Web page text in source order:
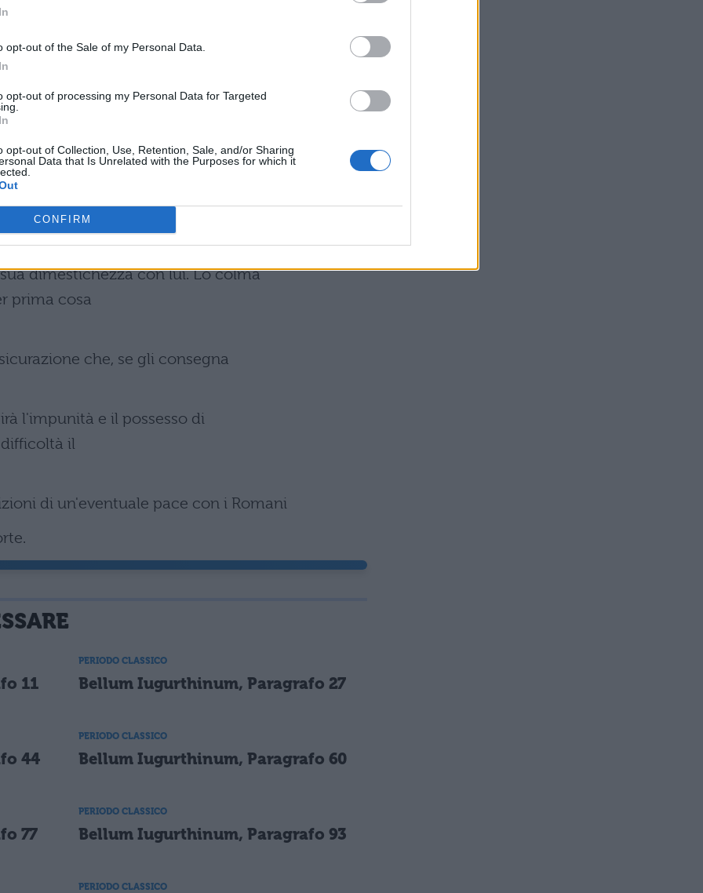
opt-out of the Sale of my Personal Data.
opt-out of processing my Personal Data for Targeted
opt-out of Collection, Use, Retention, Sale, and/or Sharing
Data that Is Unrelated with the Purposes for which it
CONFIRM
al riposo e al piacere, ma, vedendo
a tendere
amici, servendosi della
che era stato a Roma con Giugurta e di
al
aveva più di ogni altro la
dimestichezza con lui. Lo colma
prima cosa
che, se gli consegna
l'impunità e il possesso di
il
di un'eventuale pace con i Romani
11
PERIODO CLASSICO
Bellum Iugurthinum, Paragrafo 27
44
PERIODO CLASSICO
Bellum Iugurthinum, Paragrafo 60
77
PERIODO CLASSICO
Bellum Iugurthinum, Paragrafo 93
PERIODO CLASSICO